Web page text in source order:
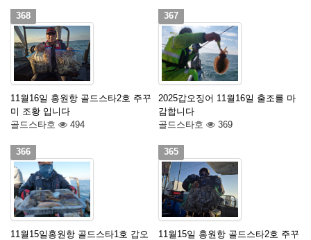
368
11월16일 홍원항 골드스타2호 주꾸
미 조황 입니다
골드스타호
494
367
2025갑오징어 11월16일 출조를 마
감합니다
골드스타호
369
366
11월15일홍원항 골드스타1호 갑오
365
11월15일 홍원항 골드스타2호 주꾸